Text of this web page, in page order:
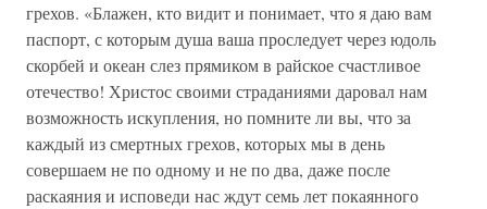
грехов. «Блажен, кто видит и понимает, что я даю вам
паспорт, с которым душа ваша проследует через юдоль
скорбей и океан слез прямиком в райское счастливое
отечество! Христос своими страданиями даровал нам
возможность искупления, но помните ли вы, что за
каждый из смертных грехов, которых мы в день
совершаем не по одному и не по два, даже после
раскаяния и исповеди нас ждут семь лет покаянного